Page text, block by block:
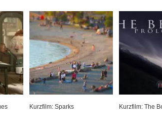
Kurzfilm: Sparks Kurzfilm: The